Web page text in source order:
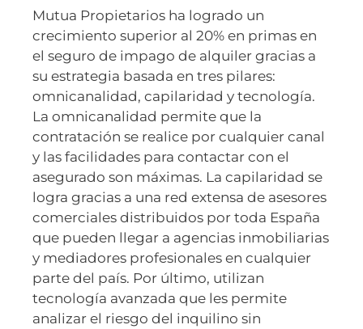
Mutua Propietarios ha logrado un
crecimiento superior al 20% en primas en
el seguro de impago de alquiler gracias a
su estrategia basada en tres pilares:
omnicanalidad, capilaridad y tecnología.
La omnicanalidad permite que la
contratación se realice por cualquier canal
y las facilidades para contactar con el
asegurado son máximas. La capilaridad se
logra gracias a una red extensa de asesores
comerciales distribuidos por toda España
que pueden llegar a agencias inmobiliarias
y mediadores profesionales en cualquier
parte del país. Por último, utilizan
tecnología avanzada que les permite
analizar el riesgo del inquilino sin